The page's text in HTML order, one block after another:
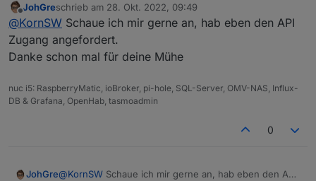
Offline
JohGreschrieb am 28. Okt. 2022, 09:49
zuletzt editiert von
@KornSW Schaue ich mir gerne an, hab eben den API
Zugang angefordert.
Danke schon mal für deine Mühe
nuc i5: RaspberryMatic, ioBroker, pi-hole, SQL-Server, OMV-NAS, Influx-
DB & Grafana, OpenHab, tasmoadmin
0
JohGre@KornSW